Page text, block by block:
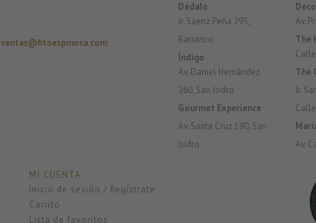
ventas@fitoespinosa.com
Dédalo
Jr. Sáenz Peña 295,
Barranco
Índigo
Av. Daniel Hernández
260, San Isidro
Gourmet Experience
Av. Santa Cruz 190, San
Isidro
Av.
The
The
Jr.
Av.
MI CUENTA
Inicio de sesión / Regístrate
Carrito
Lista de favoritos